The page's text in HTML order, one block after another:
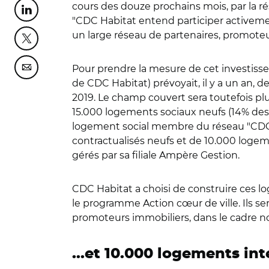
Partager cette page sur Linkedin
Partager cette page sur Twitter
Partager cette page sur Courriel
cours des douze prochains mois, par la
"CDC Habitat entend participer
un large réseau de partenaires,
Pour prendre la mesure de cet
de CDC Habitat) prévoyait, il y a un an,
2019. Le champ couvert sera toutefois
15.000 logements sociaux neufs (14%
logement social membre du réseau
contractualisés neufs et de 10.000
gérés par sa filiale Ampère Gestion.
CDC Habitat a choisi de construire ces
le programme Action cœur de ville. Ils
promoteurs immobiliers, dans le cadre
...et 10.000 logements